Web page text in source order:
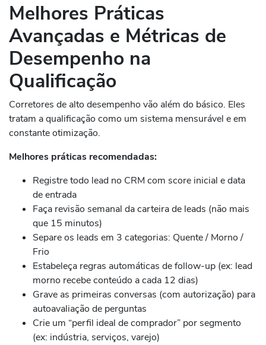
Melhores Práticas
Avançadas e Métricas de
Desempenho na
Qualificação
Corretores de alto desempenho vão além do básico. Eles
tratam a qualificação como um sistema mensurável e em
constante otimização.
Melhores práticas recomendadas:
Registre todo lead no CRM com score inicial e data
de entrada
Faça revisão semanal da carteira de leads (não mais
que 15 minutos)
Separe os leads em 3 categorias: Quente / Morno /
Frio
Estabeleça regras automáticas de follow-up (ex: lead
morno recebe conteúdo a cada 12 dias)
Grave as primeiras conversas (com autorização) para
autoavaliação de perguntas
Crie um “perfil ideal de comprador” por segmento
(ex: indústria, serviços, varejo)